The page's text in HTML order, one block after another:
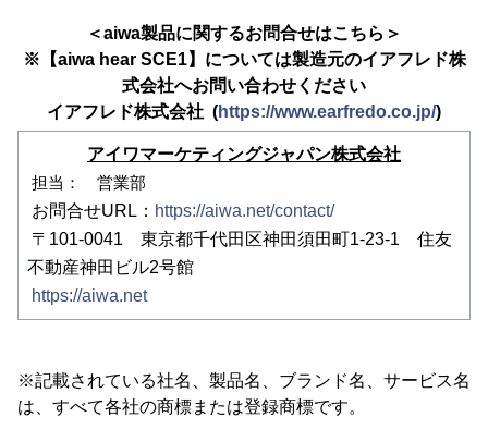
＜aiwa製品に関するお問合せはこちら＞
※【aiwa hear SCE1】については製造元のイアフレド株
式会社へお問い合わせください
イアフレド株式会社 (https://www.earfredo.co.jp/)
アイワマーケティングジャパン株式会社
担当： 営業部
お問合せURL： https://aiwa.net/contact/
〒101-0041 東京都千代田区神田須田町1-23-1 住友
不動産神田ビル2号館
https://aiwa.net
※記載されている社名、製品名、ブランド名、サービス名
は、すべて各社の商標または登録商標です。